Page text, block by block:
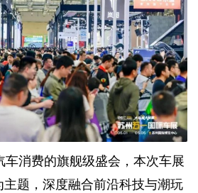
车消费的旗舰级盛会，本次车展
主题，深度融合前沿科技与潮玩